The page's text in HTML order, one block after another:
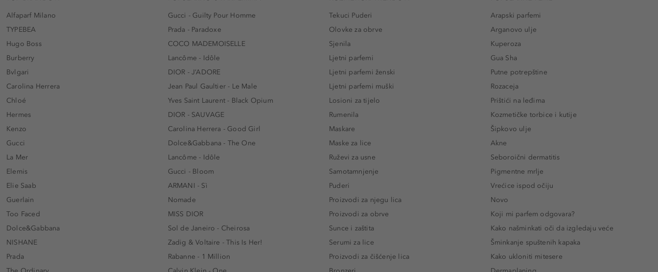
Alfaparf Milano
TYPEBEA
Hugo Boss
Burberry
Bvlgari
Carolina Herrera
Chloé
Hermes
Kenzo
Gucci
La Mer
Elemis
Elie Saab
Guerlain
Too Faced
Dolce&Gabbana
NISHANE
Prada
Gucci - Guilty Pour Homme
Prada - Paradoxe
COCO MADEMOISELLE
Lancôme - Idôle
DIOR - J’ADORE
Jean Paul Gaultier - Le Male
Yves Saint Laurent - Black Opium
DIOR - SAUVAGE
Carolina Herrera - Good Girl
Dolce&Gabbana - The One
Lancôme - Idôle
Gucci - Bloom
ARMANI - Sì
Nomade
MISS DIOR
Sol de Janeiro - Cheirosa
Zadig & Voltaire - This Is Her!
Rabanne - 1 Million
Tekuci Puderi
Olovke za obrve
Sjenila
Ljetni parfemi
Ljetni parfemi ženski
Ljetni parfemi muški
Losioni za tijelo
Rumenila
Maskare
Maske za lice
Ruževi za usne
Samotamnjenje
Puderi
Proizvodi za njegu lica
Proizvodi za obrve
Sunce i zaštita
Serumi za lice
Proizvodi za čišćenje lica
Arapski parfemi
Arganovo ulje
Kuperoza
Gua Sha
Putne potrepštine
Rozaceja
Prištići na leđima
Kozmetičke torbice i kutije
Šipkovo ulje
Akne
Seboroični dermatitis
Pigmentne mrlje
Vrećice ispod očiju
Novo
Koji mi parfem odgovara?
Kako našminkati oči da izgledaju veće
Šminkanje spuštenih kapaka
Kako ukloniti mitesere